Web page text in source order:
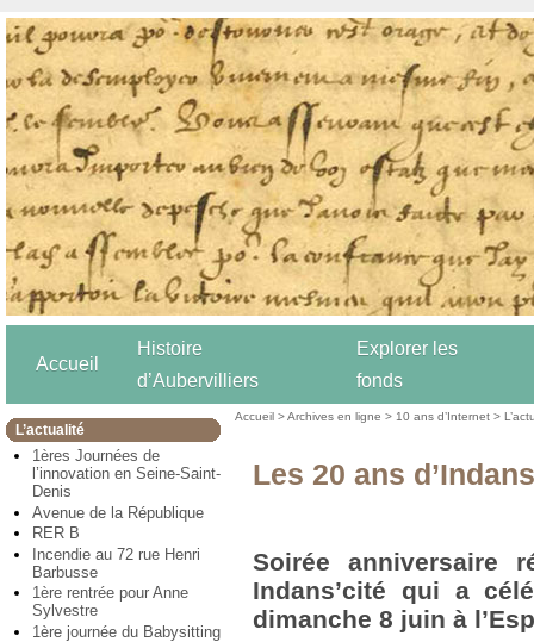
Accueil
Histoire
d’Aubervilliers
Explorer les
fonds
L’actualité
1ères Journées de
l’innovation en Seine-Saint-
Denis
Avenue de la République
RER B
Incendie au 72 rue Henri
Barbusse
1ère rentrée pour Anne
Sylvestre
1ère journée du Babysitting
Accueil >Archives en ligne > 10 ans d’Internet >
Les 20 ans
Soirée anniversaire
Indans’cité qui a
dimanche 8 juin à